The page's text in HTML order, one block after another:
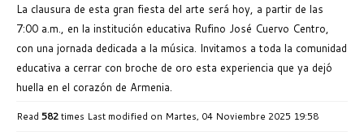
La clausura de esta gran fiesta del arte será hoy, a partir de las
7:00 a.m., en la institución educativa Rufino José Cuervo Centro,
con una jornada dedicada a la música. Invitamos a toda la comunidad
educativa a cerrar con broche de oro esta experiencia que ya dejó
huella en el corazón de Armenia.
Read 582times Last modified on Martes, 04 Noviembre 2025 19:58